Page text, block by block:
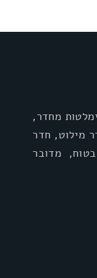
מחדר,
מילוט, חדר
מדובר